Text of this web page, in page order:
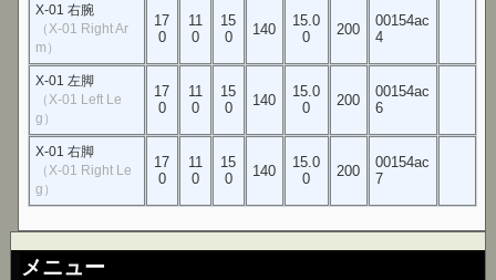
X-01 右腕
（X-01 Right Ar
m）
17
0
11
0
15
0
140
15.0
0
200
00154ac
4
X-01 左脚
（X-01 Left Le
g）
17
0
11
0
15
0
140
15.0
0
200
00154ac
6
X-01 右脚
（X-01 Right Le
g）
17
0
11
0
15
0
140
15.0
0
200
00154ac
7
メニュー